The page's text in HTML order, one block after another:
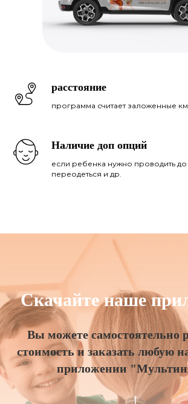
расстояние
программа считает заложенные
Наличие доп опций
если ребенка нужно проводить
переодеться и др.
Скачайте наше
Вы можете самостоятельно
стоимость и заказать любую
приложении